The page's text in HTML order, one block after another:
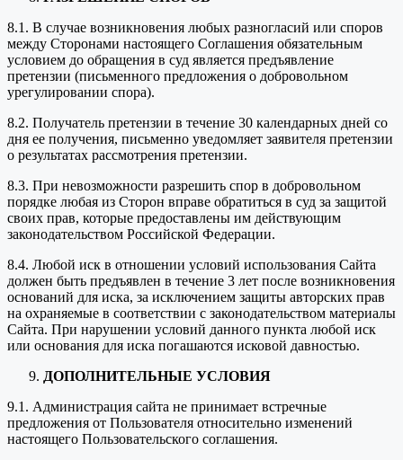
8.1. В случае возникновения любых разногласий или споров
между Сторонами настоящего Соглашения обязательным
условием до обращения в суд является предъявление
претензии (письменного предложения о добровольном
урегулировании спора).
8.2. Получатель претензии в течение 30 календарных дней со
дня ее получения, письменно уведомляет заявителя претензии
о результатах рассмотрения претензии.
8.3. При невозможности разрешить спор в добровольном
порядке любая из Сторон вправе обратиться в суд за защитой
своих прав, которые предоставлены им действующим
законодательством Российской Федерации.
8.4. Любой иск в отношении условий использования Сайта
должен быть предъявлен в течение 3 лет после возникновения
оснований для иска, за исключением защиты авторских прав
на охраняемые в соответствии с законодательством материалы
Сайта. При нарушении условий данного пункта любой иск
или основания для иска погашаются исковой давностью.
ДОПОЛНИТЕЛЬНЫЕ УСЛОВИЯ
9.1. Администрация сайта не принимает встречные
предложения от Пользователя относительно изменений
настоящего Пользовательского соглашения.